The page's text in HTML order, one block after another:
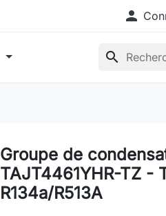

search
Groupe de
TAJT4461YHR-TZ -
R134a/R513A